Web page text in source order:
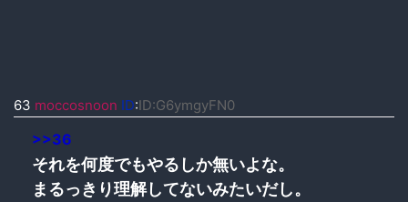
63 moccosnoon ID:ID:G6ymgyFN0
>>36
それを何度でもやるしか無いよな。
まるっきり理解してないみたいだし。